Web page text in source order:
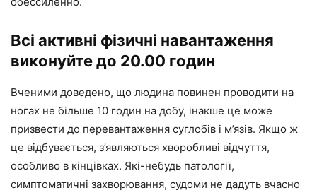
Всі активні фізичні навантаження
виконуйте до 20.00 годин
Вченими доведено, що людина повинен проводити на
ногах не більше 10 годин на добу, інакше це може
призвести до перевантаження суглобів і м’язів. Якщо ж
це відбувається, з’являються хворобливі відчуття,
особливо в кінцівках. Які-небудь патології,
симптоматичні захворювання, судоми не дадуть вчасно